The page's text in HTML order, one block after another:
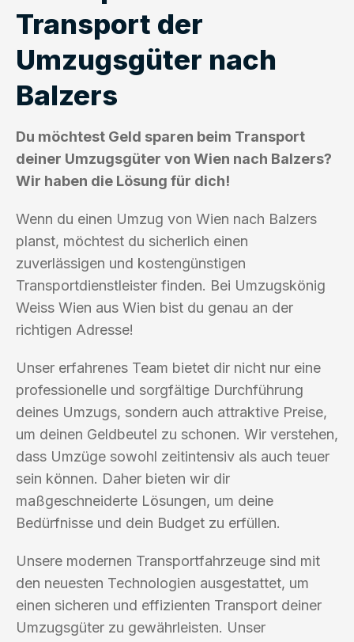
Transport der
Umzugsgüter nach
Balzers
Du möchtest Geld sparen beim Transport
deiner Umzugsgüter von Wien nach Balzers?
Wir haben die Lösung für dich!
Wenn du einen Umzug von Wien nach Balzers
planst, möchtest du sicherlich einen
zuverlässigen und kostengünstigen
Transportdienstleister finden. Bei Umzugskönig
Weiss Wien aus Wien bist du genau an der
richtigen Adresse!
Unser erfahrenes Team bietet dir nicht nur eine
professionelle und sorgfältige Durchführung
deines Umzugs, sondern auch attraktive Preise,
um deinen Geldbeutel zu schonen. Wir verstehen,
dass Umzüge sowohl zeitintensiv als auch teuer
sein können. Daher bieten wir dir
maßgeschneiderte Lösungen, um deine
Bedürfnisse und dein Budget zu erfüllen.
Unsere modernen Transportfahrzeuge sind mit
den neuesten Technologien ausgestattet, um
einen sicheren und effizienten Transport deiner
Umzugsgüter zu gewährleisten. Unser